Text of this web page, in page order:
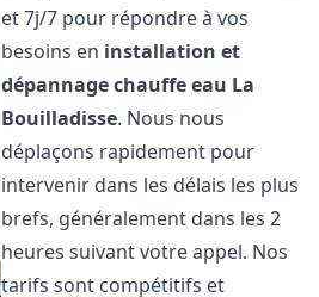
et 7j/7 pour répondre à vos
besoins en installation et
dépannage chauffe eau La
Bouilladisse. Nous nous
déplaçons rapidement pour
intervenir dans les délais les plus
brefs, généralement dans les 2
heures suivant votre appel. Nos
tarifs sont compétitifs et